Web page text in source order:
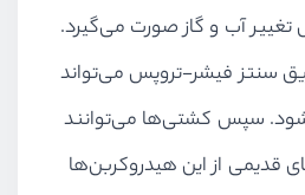
آب و گاز صورت می‌گیرد.
سنتز فیشر-تروپس می‌تواند
شود. سپس کشتی‌ها می‌توانند
از این هیدروکربن‌ها